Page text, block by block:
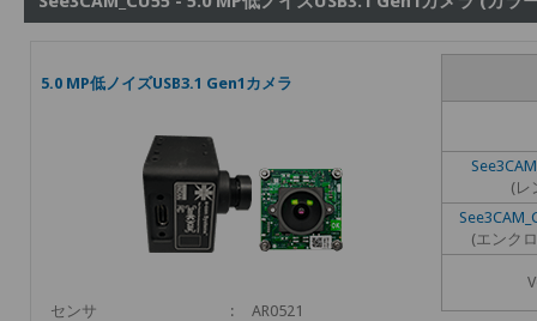
5.0 MP低ノイズUSB3.1 Gen1カメラ
センサ :
AR0521
(レ
(エンク